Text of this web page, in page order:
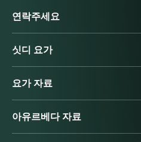
연락주세요
싯디 요가
요가 자료
아유르베다 자료